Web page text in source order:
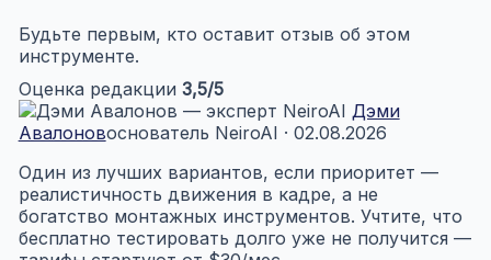
Будьте первым, кто оставит отзыв об этом
инструменте.
Оценка редакции 3,5/5
Дэми
Авалоновоснователь NeiroAI · 02.08.2026
Один из лучших вариантов, если приоритет —
реалистичность движения в кадре, а не
богатство монтажных инструментов. Учтите, что
бесплатно тестировать долго уже не получится —